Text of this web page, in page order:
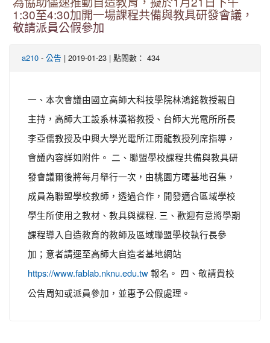
為協助儘速推動自造教育，擬於1月21日下午
1:30至4:30加開一場課程共備與教具研發會議，
敬請派員公假參加
a210 - 公告 | 2019-01-23 | 點閱數： 434
一、本次會議由國立高師大科技學院林鴻銘教授親自
主持，高師大工設系林漢裕教授、台師大光電所所長
李亞儒教授及中興大學光電所江雨龍教授列席指導，
會議內容詳如附件。 二、聯盟學校課程共備與教具研
發會議爾後將每月舉行一次，由桃園方曙基地召集，
成員為聯盟學校教師，透過合作，開發適合區域學校
學生所使用之教材、教具與課程. 三、歡迎有意將學期
課程導入自造教育的教師及區域聯盟學校執行長參
加；意者請逕至高師大自造者基地網站
https://www.fablab.nknu.edu.tw 報名。 四、敬請貴校
公告周知或派員參加，並惠予公假處理。